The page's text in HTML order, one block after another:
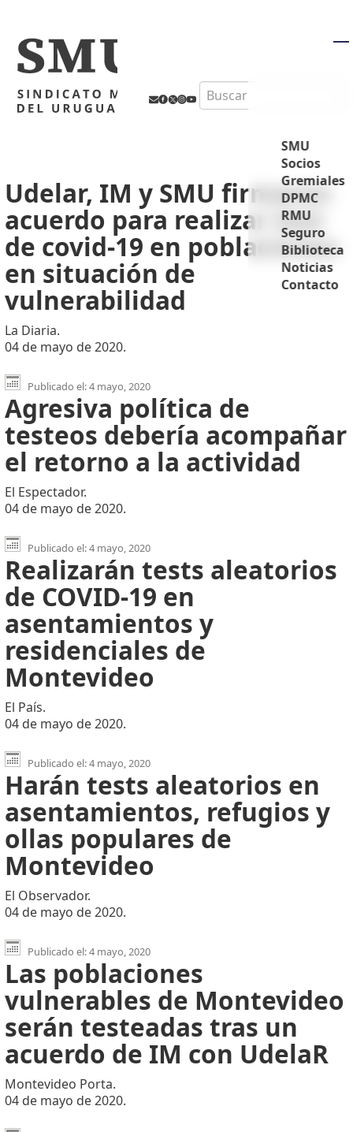
Search
SMU
Socios
Gremiales
DPMC
RMU
Seguro
Biblioteca
Noticias
Contacto
Udelar, IM y SMU firmaron
acuerdo para realizar test
de covid-19 en poblaciones
en situación de
vulnerabilidad
La Diaria.
04 de mayo de 2020.
Publicado el: 4 mayo, 2020
Agresiva política de
testeos debería acompañar
el retorno a la actividad
El Espectador.
04 de mayo de 2020.
Publicado el: 4 mayo, 2020
Realizarán tests aleatorios
de COVID-19 en
asentamientos y
residenciales de
Montevideo
El País.
04 de mayo de 2020.
Publicado el: 4 mayo, 2020
Harán tests aleatorios en
asentamientos, refugios y
ollas populares de
Montevideo
El Observador.
04 de mayo de 2020.
Publicado el: 4 mayo, 2020
Las poblaciones
vulnerables de Montevideo
serán testeadas tras un
acuerdo de IM con UdelaR
Montevideo Porta.
04 de mayo de 2020.